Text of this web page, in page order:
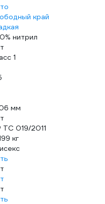
край
нитрил
1
мм
ТС 019/2011
кг